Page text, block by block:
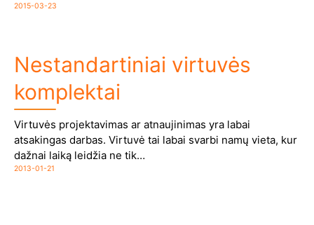
2015-03-23
Nestandartiniai virtuvės
komplektai
Virtuvės projektavimas ar atnaujinimas yra labai
atsakingas darbas. Virtuvė tai labai svarbi namų vieta, kur
dažnai laiką leidžia ne tik…
2013-01-21